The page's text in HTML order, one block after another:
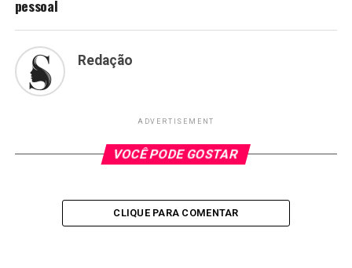
pessoal
Redação
ADVERTISEMENT
VOCÊ PODE GOSTAR
CLIQUE PARA COMENTAR